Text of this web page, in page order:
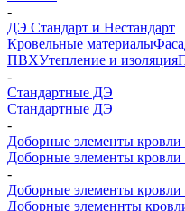
-
ДЭ Стандарт и Нестандарт
Кровельные материалы
ПВХУтепление и изоляция
-
Стандартные ДЭ
Стандартные ДЭ
-
Доборные элементы кровли
Доборные элементы кровли
-
Доборные элементы
Доборные элеменнты